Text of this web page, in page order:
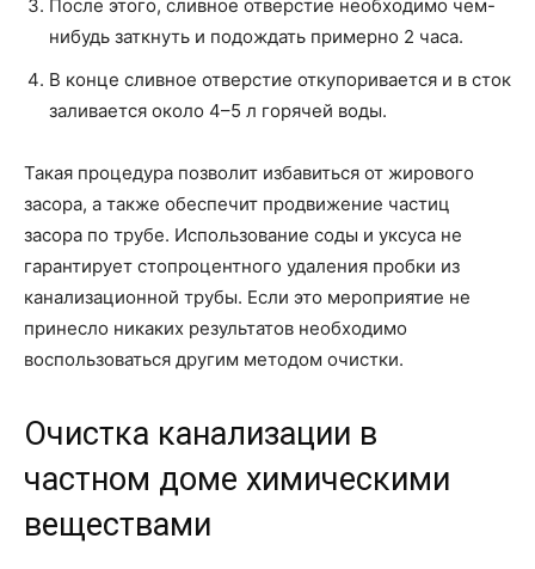
После этого, сливное отверстие необходимо чем-
нибудь заткнуть и подождать примерно 2 часа.
В конце сливное отверстие откупоривается и в сток
заливается около 4–5 л горячей воды.
Такая процедура позволит избавиться от жирового
засора, а также обеспечит продвижение частиц
засора по трубе. Использование соды и уксуса не
гарантирует стопроцентного удаления пробки из
канализационной трубы. Если это мероприятие не
принесло никаких результатов необходимо
воспользоваться другим методом очистки.
Очистка канализации в
частном доме химическими
веществами